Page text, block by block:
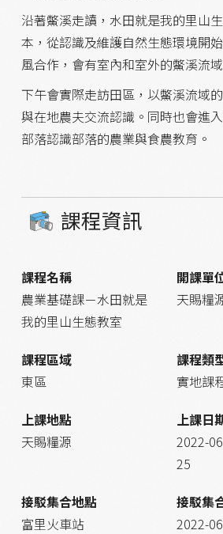
沿著鱉溪走讀，水田就是我的里山
本，從認識及維護自然生態環境開
風合作，會有室內和室外的鱉溪流
下午會實際走訪田區，以鱉溪流域
與在地農夫交流認識。同時也會進
部落認識部落的農業與食農教育。
課程資訊
課程名稱
農業基礎課－水田就是
我的里山生態教室
開課單
天賜糧
課程區域
東區
課程類
實地課
上課地點
天賜糧源
上課日
2022-
25
接駁集合地點
富里火車站
接駁集
2022-